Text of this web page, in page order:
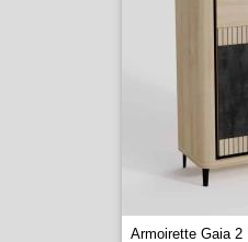
Armoirette Gaia